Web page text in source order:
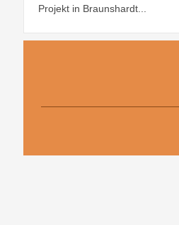
Projekt in Braunshardt...